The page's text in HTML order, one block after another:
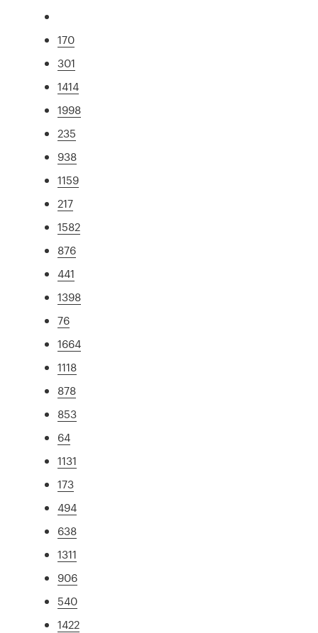
170
301
1414
1998
235
938
1159
217
1582
876
441
1398
76
1664
1118
878
853
64
1131
173
494
638
1311
906
540
1422